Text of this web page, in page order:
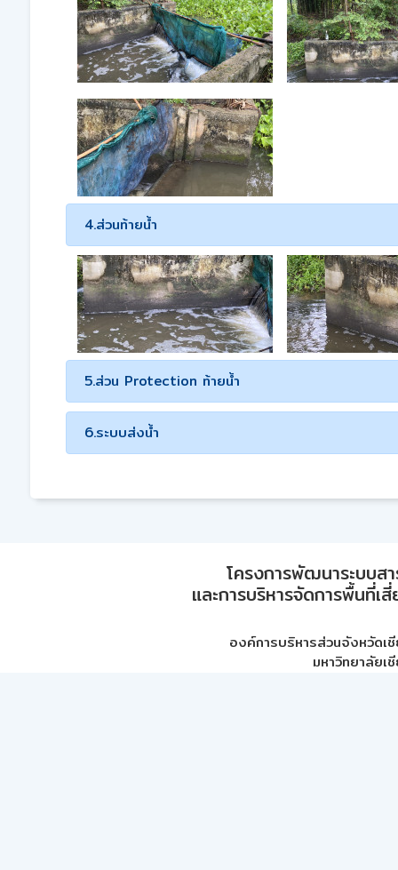
4.ส่วนท้ายน้ำ
5.ส่วน Protection ท้ายน้ำ
6.ระบบส่งน้ำ
โครงการพัฒนาระบบส
และการบริหารจัดการพื้นที่เ
องค์การบริหารส่วนจังหวัดเ
มหาวิทยาลัยเ